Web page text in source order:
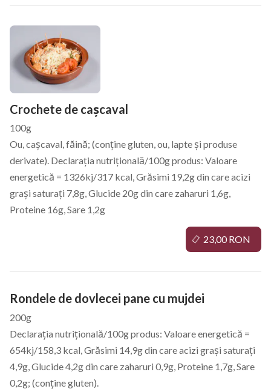
Crochete de cașcaval
100g
Ou, cașcaval, făină; (conține gluten, ou, lapte și produse
derivate). Declarația nutrițională/100g produs: Valoare
energetică = 1326kj/317 kcal, Grăsimi 19,2g din care acizi
grași saturați 7,8g, Glucide 20g din care zaharuri 1,6g,
Proteine 16g, Sare 1,2g
Rondele de dovlecei pane cu mujdei
200g
Declarația nutrițională/100g produs: Valoare energetică =
654kj/158,3 kcal, Grăsimi 14,9g din care acizi grași saturați
4,9g, Glucide 4,2g din care zaharuri 0,9g, Proteine 1,7g, Sare
0,2g; (conține gluten).